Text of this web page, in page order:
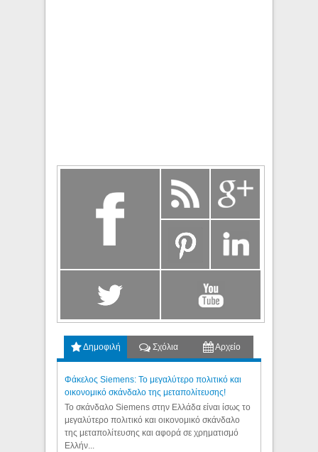
Δημοφιλή Σχόλια Αρχείο
Φάκελος Siemens: Το μεγαλύτερο πολιτικό και
οικονομικό σκάνδαλο της μεταπολίτευσης!
Το σκάνδαλο Siemens στην Ελλάδα είναι ίσως το
μεγαλύτερο πολιτικό και οικονομικό σκάνδαλο
της μεταπολίτευσης και αφορά σε χρηματισμό
Ελλήν...